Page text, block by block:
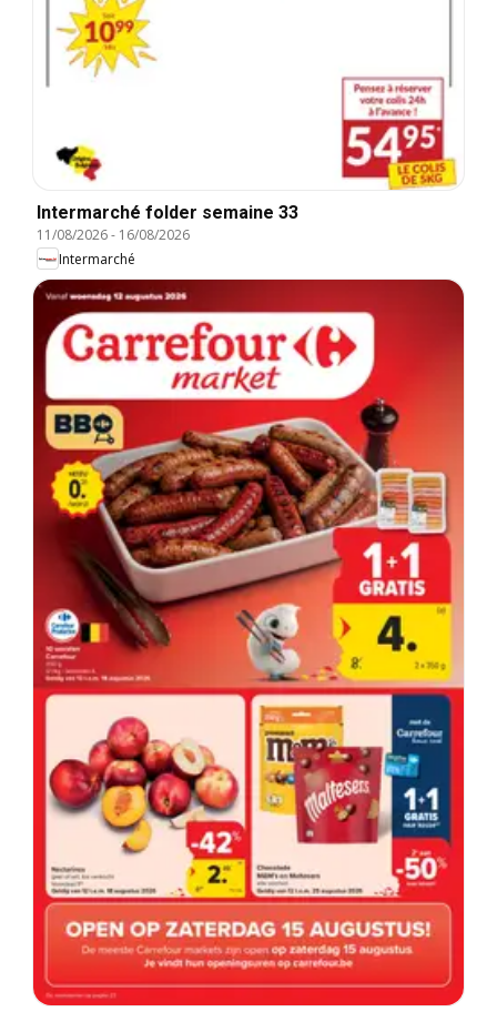
Intermarché folder semaine 33
11/08/2026- 16/08/2026
Intermarché